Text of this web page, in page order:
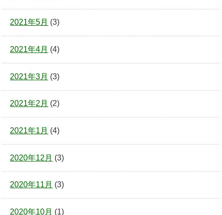
2021年5月 (3)
2021年4月 (4)
2021年3月 (3)
2021年2月 (2)
2021年1月 (4)
2020年12月 (3)
2020年11月 (3)
2020年10月 (1)